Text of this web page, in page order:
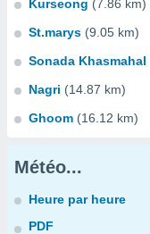
Kurseong (7.86 km)
St.marys (9.05 km)
Sonada Khasmahal
Nagri (14.87 km)
Ghoom (16.12 km)
Météo...
Heure par heure
PDF